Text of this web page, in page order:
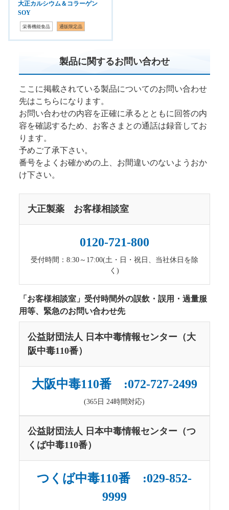
大正カルシウム＆コラーゲン
SOY
栄養機能食品 通販限定品
製品に関するお問い合わせ
ここに掲載されている製品についてのお問い合わせ
先はこちらになります。
お問い合わせの内容を正確に承るとともに回答の内
容を確認するため、お客さまとの通話は録音してお
ります。
予めご了承下さい。
番号をよくお確かめの上、お間違いのないようおか
け下さい。
大正製薬 お客様相談室
0120-721-800
受付時間：8:30～17:00(土・日・祝日、当社休日を除
く)
「お客様相談室」受付時間外の誤飲・誤用・過量服
用等、緊急のお問い合わせ先
公益財団法人 日本中毒情報センター（大
阪中毒110番）
大阪中毒110番 :072-727-2499
(365日 24時間対応)
公益財団法人 日本中毒情報センター（つ
くば中毒110番）
つくば中毒110番 :029-852-
9999